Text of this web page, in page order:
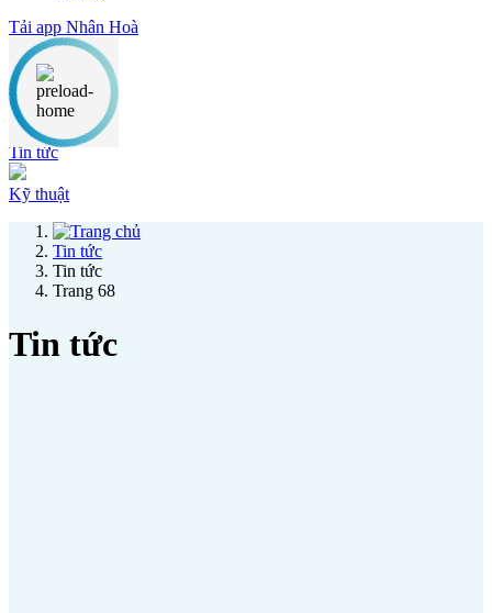
Tải app Nhân Hoà
Thông báo
Ưu đãi
Tin tức
Kỹ thuật
Tin tức
Tin tức
Trang 68
Tin tức